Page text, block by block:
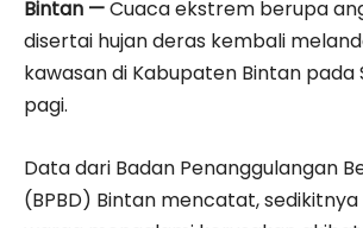
Bintan —Cuaca ekstrem berupa
disertai hujan deras kembali
kawasan di Kabupaten Bintan pada
pagi.
Data dari Badan Penanggulangan
(BPBD) Bintan mencatat,